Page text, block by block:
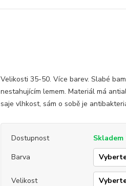
Velikosti 35-50. Více barev. Slabé
nestahujícím lemem. Materiál má
saje vlhkost, sám o sobě je
Dostupnost
Skladem
Barva
Velikost